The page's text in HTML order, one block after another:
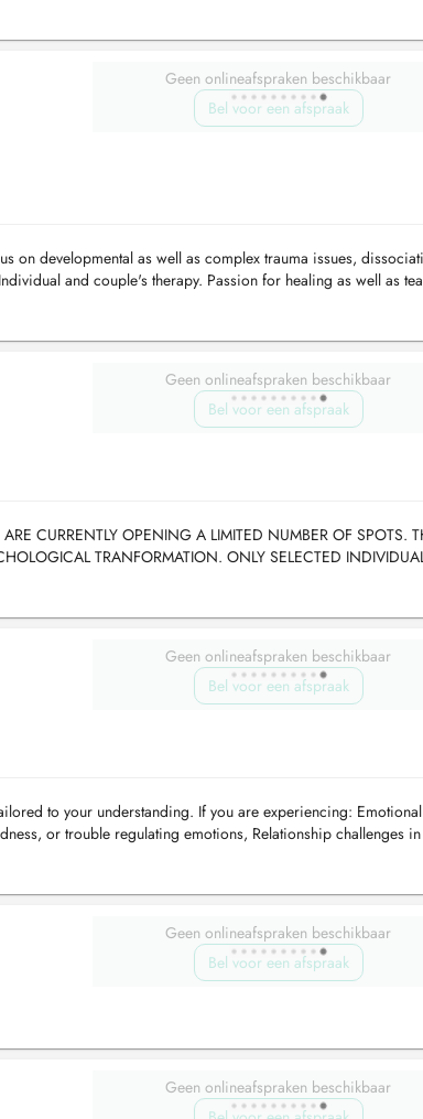
Geen onlineafspraken beschikbaar
Bel voor een afspraak
on developmental as well as complex trauma issues,
and couple's therapy. Passion for healing as well as
Geen onlineafspraken beschikbaar
Bel voor een afspraak
CURRENTLY OPENING A LIMITED NUMBER OF SPOTS.
TRANFORMATION. ONLY SELECTED
WE NO LONGER ACCEPT NEW PATIENTS, UNLESS YOU
Geen onlineafspraken beschikbaar
Bel voor een afspraak
to your understanding. If you are experiencing: Emotional
or trouble regulating emotions, Relationship challenges
Geen onlineafspraken beschikbaar
Bel voor een afspraak
Geen onlineafspraken beschikbaar